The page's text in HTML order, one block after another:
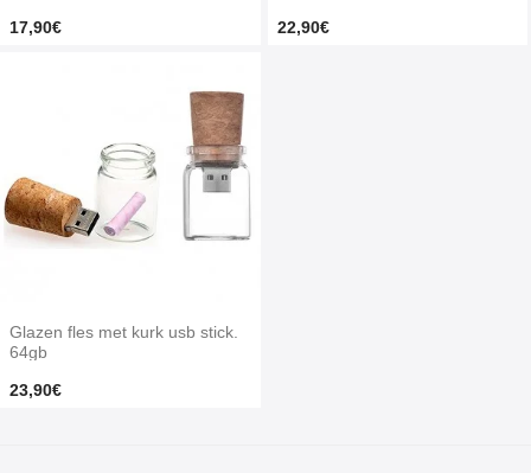
17,90€
22,90€
Glazen fles met kurk usb stick.
64gb
23,90€